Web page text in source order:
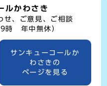
ルかわさき
せ、ご意見、ご相談
9時 年中無休）
サンキューコールか
わさきの
ページを見る